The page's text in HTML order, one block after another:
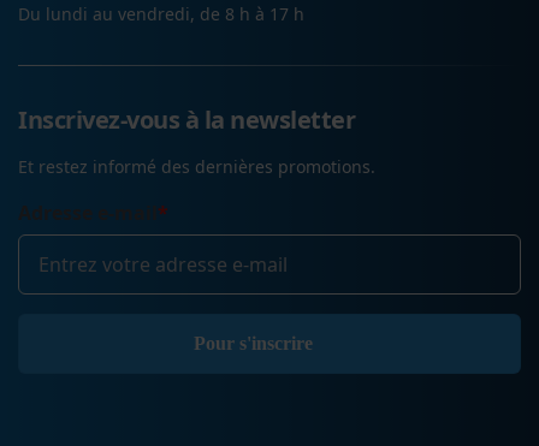
Du lundi au vendredi, de 8 h à 17 h
Inscrivez-vous à la newsletter
Et restez informé des dernières promotions.
*